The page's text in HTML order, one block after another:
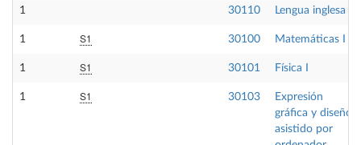
1 30110 Lengua inglesa I
1 S1 30100 Matemáticas I
1 S1 30101 Física I
1 S1 30103
Expresión
gráfica y diseño
asistido por